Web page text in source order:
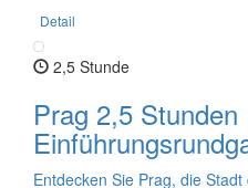
Detail
2,5 Stunde
Prag 2,5 Stunden
Entdecken Sie Prag, die